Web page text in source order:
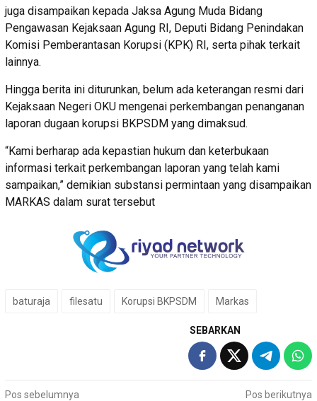
juga disampaikan kepada Jaksa Agung Muda Bidang
Pengawasan Kejaksaan Agung RI, Deputi Bidang Penindakan
Komisi Pemberantasan Korupsi (KPK) RI, serta pihak terkait
lainnya.
Hingga berita ini diturunkan, belum ada keterangan resmi dari
Kejaksaan Negeri OKU mengenai perkembangan penanganan
laporan dugaan korupsi BKPSDM yang dimaksud.
“Kami berharap ada kepastian hukum dan keterbukaan
informasi terkait perkembangan laporan yang telah kami
sampaikan,” demikian substansi permintaan yang disampaikan
MARKAS dalam surat tersebut
baturaja filesatu Korupsi BKPSDM Markas
SEBARKAN
Pos sebelumnya Pos berikutnya